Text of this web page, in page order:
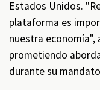
Estados Unidos.
plataforma es
nuestra economía",
prometiendo
durante su